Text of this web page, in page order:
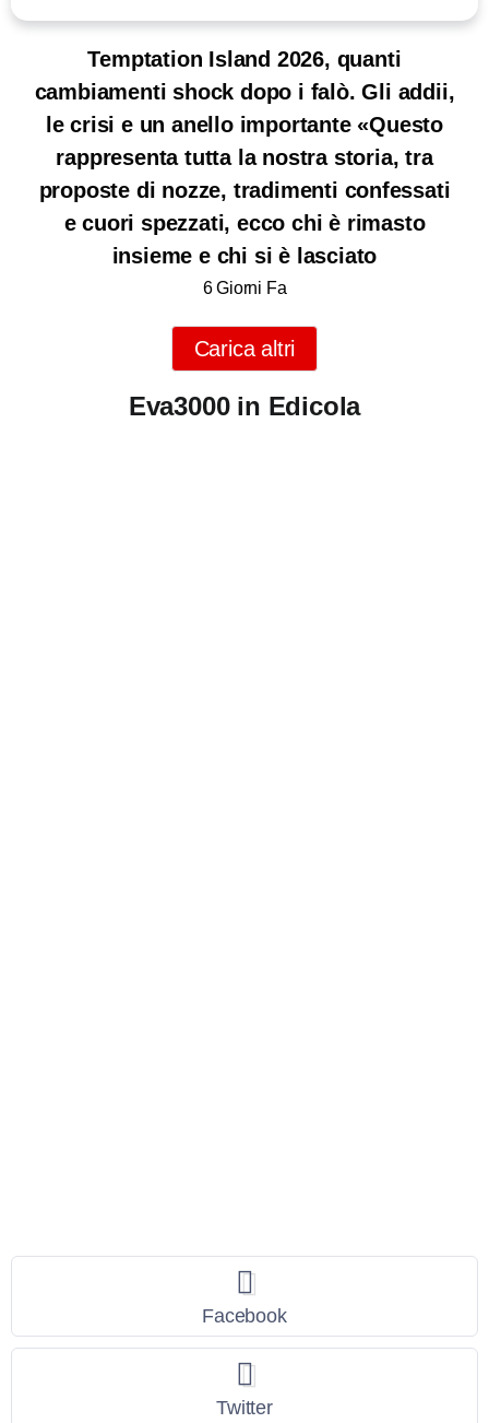
Temptation Island 2026, quanti
cambiamenti shock dopo i falò. Gli addii,
le crisi e un anello importante «Questo
rappresenta tutta la nostra storia, tra
proposte di nozze, tradimenti confessati
e cuori spezzati, ecco chi è rimasto
insieme e chi si è lasciato
6 Giorni Fa
Carica altri
Eva3000 in Edicola
Facebook
Twitter